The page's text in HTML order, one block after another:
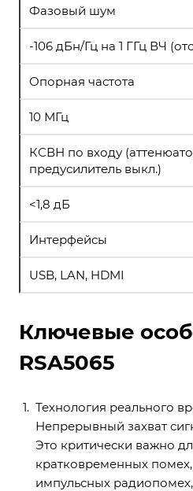
Фазовый шум
-106 дБн/Гц на 1 ГГц ВЧ
Опорная частота
10 МГц
КСВН по входу
предусилитель выкл.)
<1,8 дБ
Интерфейсы
USB, LAN, HDMI
Ключевые
RSA5065
Технология реального
Непрерывный захват
Это критически важно
кратковременных
импульсных